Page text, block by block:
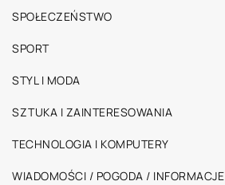
SPOŁECZEŃSTWO
SPORT
STYL I MODA
SZTUKA I ZAINTERESOWANIA
TECHNOLOGIA I KOMPUTERY
WIADOMOŚCI / POGODA / INFORMACJE